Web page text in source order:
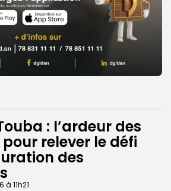
: l’ardeur des
relever le défi
des
11h21